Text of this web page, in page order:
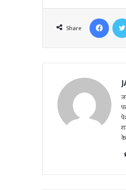
Share